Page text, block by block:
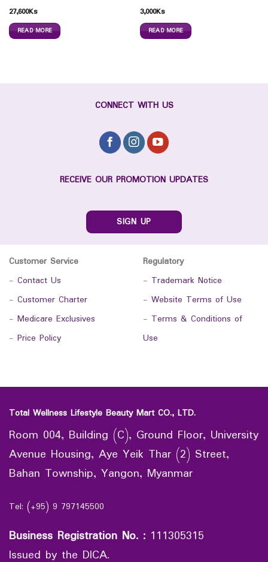
27,600Ks
READ MORE
3,000Ks
READ MORE
CONNECT WITH US
RECEIVE OUR PROMOTION UPDATES
SIGN UP
Customer Service
- Contact Us
- Customer Charter
- Medicare Exclusives
- Price Policy
Regulatory
- Trademark Notice
- Website Terms of Use
- Terms & Conditions of
Use
Total Wellness Lifestyle Beauty Mart CO., LTD.
Room 004, Building (C), Ground Floor, University
Avenue Housing, Aye Yeik Thar (2) Street,
Bahan Township, Yangon, Myanmar
Tel: (+95) 9 797145500
Business Registration No. : 111305315
Issued by the DICA.